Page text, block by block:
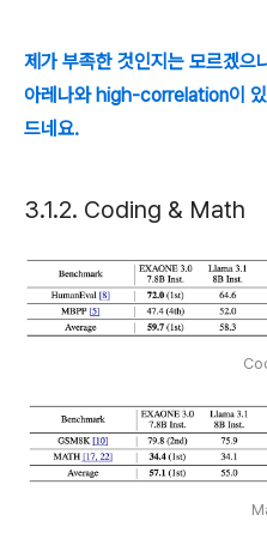
제가 부족한 것인지는 모르겠으
아레나와 high-correlation이 있
드네요.
3.1.2. Coding & Math